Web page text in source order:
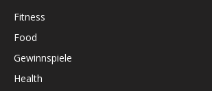
Fitness
Food
Gewinnspiele
Health